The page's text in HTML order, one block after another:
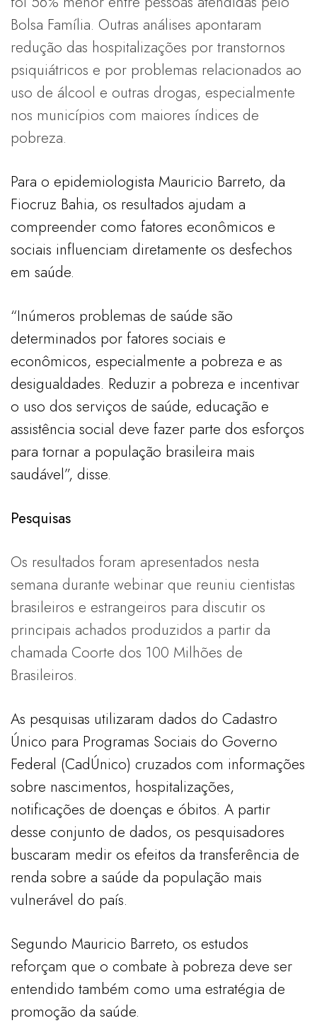
Bolsa Família. Outras análises apontaram
redução das hospitalizações por transtornos
psiquiátricos e por problemas relacionados ao
uso de álcool e outras drogas, especialmente
nos municípios com maiores índices de
pobreza.
Para o epidemiologista Mauricio Barreto, da
Fiocruz Bahia, os resultados ajudam a
compreender como fatores econômicos e
sociais influenciam diretamente os desfechos
em saúde.
“Inúmeros problemas de saúde são
determinados por fatores sociais e
econômicos, especialmente a pobreza e as
desigualdades. Reduzir a pobreza e incentivar
o uso dos serviços de saúde, educação e
assistência social deve fazer parte dos esforços
para tornar a população brasileira mais
saudável”, disse.
Pesquisas
Os resultados foram apresentados nesta
semana durante webinar que reuniu cientistas
brasileiros e estrangeiros para discutir os
principais achados produzidos a partir da
chamada Coorte dos 100 Milhões de
Brasileiros.
As pesquisas utilizaram dados do Cadastro
Único para Programas Sociais do Governo
Federal (CadÚnico) cruzados com informações
sobre nascimentos, hospitalizações,
notificações de doenças e óbitos. A partir
desse conjunto de dados, os pesquisadores
buscaram medir os efeitos da transferência de
renda sobre a saúde da população mais
vulnerável do país.
Segundo Mauricio Barreto, os estudos
reforçam que o combate à pobreza deve ser
entendido também como uma estratégia de
promoção da saúde.